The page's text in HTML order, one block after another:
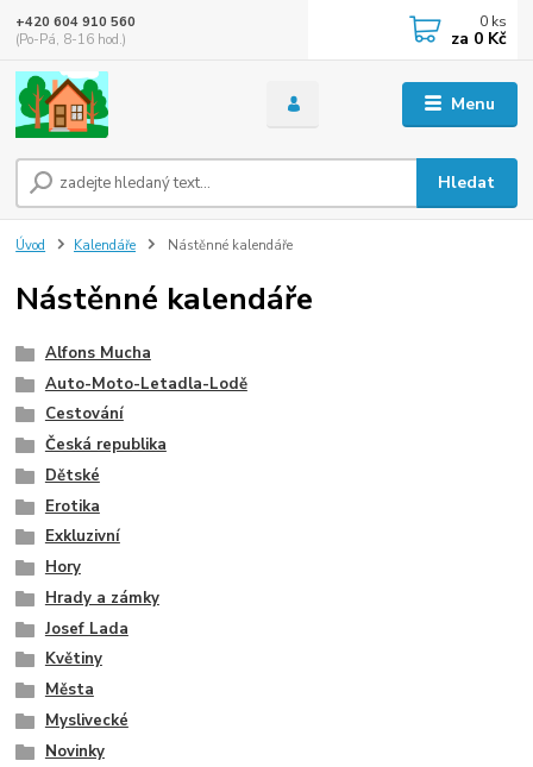
Menu
Hledat
+420 604 910 560
(Po-Pá, 8-16 hod.)
0 ks
za 0 Kč
Úvod Kalendáře Nástěnné kalendáře
Nástěnné kalendáře
Alfons Mucha
Auto-Moto-Letadla-Lodě
Cestování
Česká republika
Dětské
Erotika
Exkluzivní
Hory
Hrady a zámky
Josef Lada
Květiny
Města
Myslivecké
Novinky